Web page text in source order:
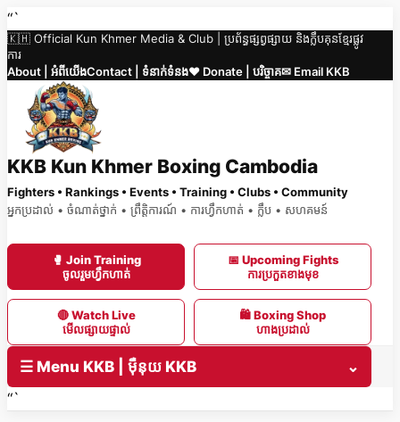
Skip
to
content
“`
🇰🇭 Official Kun Khmer Media & Club | ប្រព័ន្ធផ្សព្វផ្សាយ និងក្លឹបគុនខ្មែរផ្លូវ
ការ
About | អំពីយើងContact | ទំនាក់ទំនង❤️ Donate | បរិច្ចាគ✉ Email KKB
KKB Kun Khmer Boxing Cambodia
Fighters • Rankings • Events • Training • Clubs • Community
អ្នកប្រដាល់ • ចំណាត់ថ្នាក់ • ព្រឹត្តិការណ៍ • ការហ្វឹកហាត់ • ក្លឹប • សហគមន៍
🥊 Join Training
ចូលរួមហ្វឹកហាត់
📅 Upcoming Fights
ការប្រកួតខាងមុខ
🔴 Watch Live
មើលផ្សាយផ្ទាល់
🛍 Boxing Shop
ហាងប្រដាល់
☰ Menu KKB | ម៉ឺនុយ KKB
⌄
“`